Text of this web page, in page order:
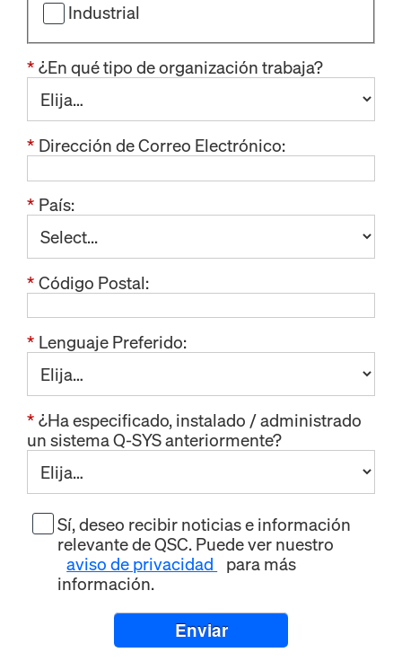
Industrial
* ¿En qué tipo de organización trabaja?
* Dirección de Correo Electrónico:
* País:
* Código Postal:
* Lenguaje Preferido:
* ¿Ha especificado, instalado / administrado
un sistema Q-SYS anteriormente?
Sí, deseo recibir noticias e información
relevante de QSC. Puede ver nuestro
aviso de privacidad
para más
información.
Enviar